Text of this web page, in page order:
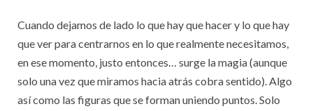
Cuando dejamos de lado lo que hay que hacer y lo que hay
que ver para centrarnos en lo que realmente necesitamos,
en ese momento, justo entonces… surge la magia (aunque
solo una vez que miramos hacia atrás cobra sentido). Algo
así como las figuras que se forman uniendo puntos. Solo